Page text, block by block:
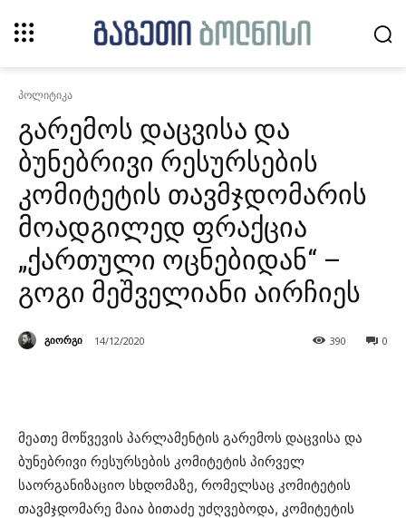
პოლიტიკა
გარემოს დაცვისა და
ბუნებრივი რესურსების
კომიტეტის თავმჯდომარის
მოადგილედ ფრაქცია
„ქართული ოცნებიდან“ –
გოგი მეშველიანი აირჩიეს
გიორგი 14/12/2020 0
390
მეათე მოწვევის პარლამენტის გარემოს დაცვისა და
ბუნებრივი რესურსების კომიტეტის პირველ
საორგანიზაციო სხდომაზე, რომელსაც კომიტეტის
თავმჯდომარე მაია ბითაძე უძღვებოდა, კომიტეტის